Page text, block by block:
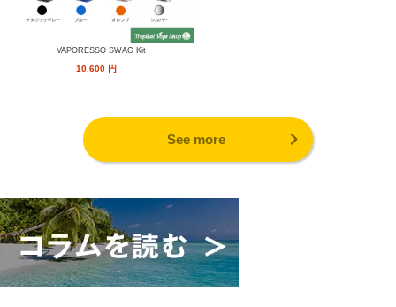
VAPORESSO SWAG Kit
10,600 円
See more